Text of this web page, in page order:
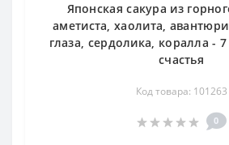
Японская сакура из
аметиста, хаолита,
глаза, сердолика, коралла -
счастья
Код товара: 101263
0